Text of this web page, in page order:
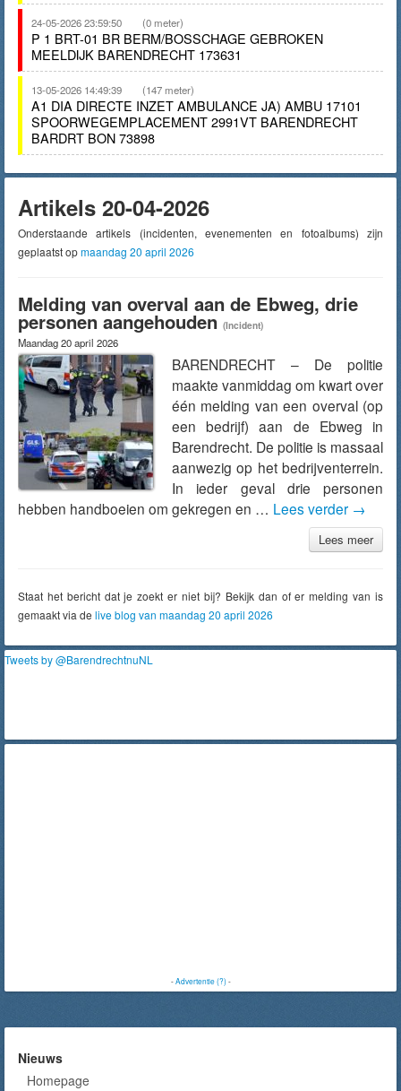
24-05-2026 23:59:50 (0 meter)
P 1 BRT-01 BR BERM/BOSSCHAGE GEBROKEN
MEELDIJK BARENDRECHT 173631
13-05-2026 14:49:39 (147 meter)
A1 DIA DIRECTE INZET AMBULANCE JA) AMBU 17101
SPOORWEGEMPLACEMENT 2991VT BARENDRECHT
BARDRT BON 73898
Artikels 20-04-2026
Onderstaande artikels (incidenten, evenementen en fotoalbums) zijn
geplaatst opmaandag 20 april 2026
Melding van overval aan de Ebweg, drie
personen aangehouden (Incident)
Maandag 20 april 2026
BARENDRECHT – De politie
maakte vanmiddag om kwart over
één melding van een overval (op
een bedrijf) aan de Ebweg in
Barendrecht. De politie is massaal
aanwezig op het bedrijventerrein.
In ieder geval drie personen
hebben handboeien om gekregen en … Lees verder →
Lees meer
Staat het bericht dat je zoekt er niet bij? Bekijk dan of er melding van is
gemaakt via de live blog van maandag 20 april 2026
Tweets by @BarendrechtnuNL
-Advertentie (?)-
Nieuws
Homepage